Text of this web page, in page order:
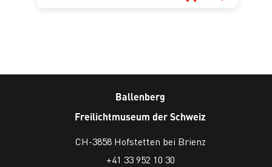
Ballenberg
Freilichtmuseum der Schweiz
CH-3858 Hofstetten bei Brienz
+41 33 952 10 30